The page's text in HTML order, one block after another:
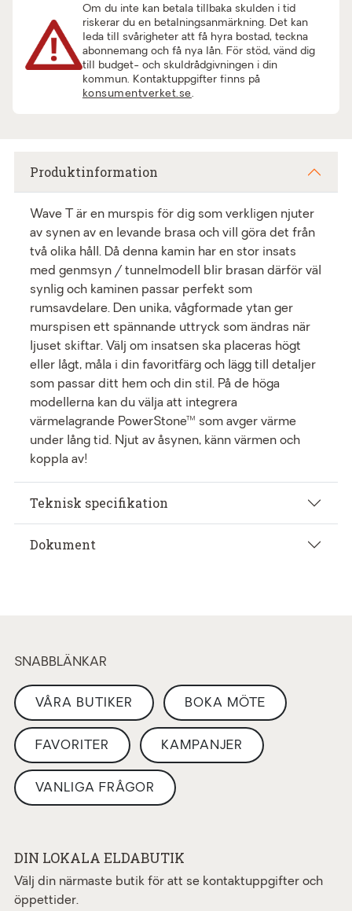
Om du inte kan betala tillbaka skulden i tid
riskerar du en betalningsanmärkning. Det kan
leda till svårigheter att få hyra bostad, teckna
abonnemang och få nya lån. För stöd, vänd dig
till budget- och skuldrådgivningen i din
kommun. Kontaktuppgifter finns på
konsumentverket.se.
Produktinformation
Wave T är en murspis för dig som verkligen njuter
av synen av en levande brasa och vill göra det från
två olika håll. Då denna kamin har en stor insats
med genmsyn / tunnelmodell blir brasan därför väl
synlig och kaminen passar perfekt som
rumsavdelare. Den unika, vågformade ytan ger
murspisen ett spännande uttryck som ändras när
ljuset skiftar. Välj om insatsen ska placeras högt
eller lågt, måla i din favoritfärg och lägg till detaljer
som passar ditt hem och din stil. På de höga
modellerna kan du välja att integrera
värmelagrande PowerStone™ som avger värme
under lång tid. Njut av åsynen, känn värmen och
koppla av!
Teknisk specifikation
Dokument
SNABBLÄNKAR
VÅRA BUTIKER BOKA MÖTE
FAVORITER KAMPANJER
VANLIGA FRÅGOR
DIN LOKALA ELDABUTIK
Välj din närmaste butik för att se kontaktuppgifter och
öppettider.